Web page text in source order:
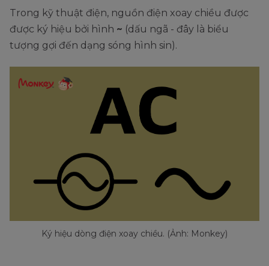
Trong kỹ thuật điện, nguồn điện xoay chiều được
được ký hiệu bởi hình ~ (dấu ngã - đây là biểu
tượng gợi đến dạng sóng hình sin).
Ký hiệu dòng điện xoay chiều. (Ảnh: Monkey)